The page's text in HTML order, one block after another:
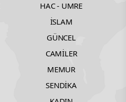
HAC - UMRE
İSLAM
GÜNCEL
CAMİLER
MEMUR
SENDİKA